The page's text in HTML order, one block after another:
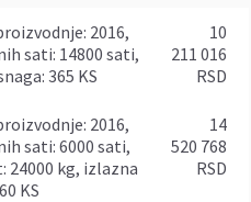
sati: 14800 sati,
365 KS
10
211 016
RSD
sati: 6000 sati,
24000 kg, izlazna
KS
14
520 768
RSD